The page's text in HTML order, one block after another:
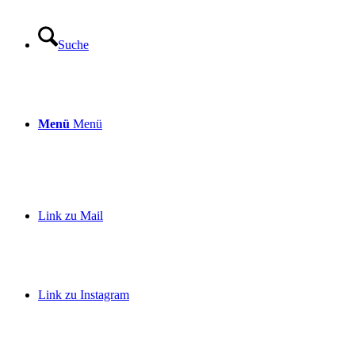
Suche
Menü Menü
Link zu Mail
Link zu Instagram